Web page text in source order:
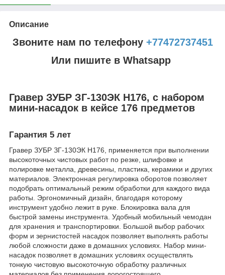
Описание
Звоните нам по телефону +77472737451
Или пишите в Whatsapp
Гравер ЗУБР ЗГ-130ЭК H176, с набором
мини-насадок в кейсе 176 предметов
Гарантия 5 лет
Гравер ЗУБР ЗГ-130ЭК H176, применяется при выполнении
высокоточных чистовых работ по резке, шлифовке и
полировке металла, древесины, пластика, керамики и других
материалов. Электронная регулировка оборотов позволяет
подобрать оптимальный режим обработки для каждого вида
работы. Эргономичный дизайн, благодаря которому
инструмент удобно лежит в руке. Блокировка вала для
быстрой замены инструмента. Удобный мобильный чемодан
для хранения и транспортировки. Большой выбор рабочих
форм и зернистостей насадок позволяет выполнять работы
любой сложности даже в домашних условиях. Набор мини-
насадок позволяет в домашних условиях осуществлять
тонкую чистовую высокоточную обработку различных